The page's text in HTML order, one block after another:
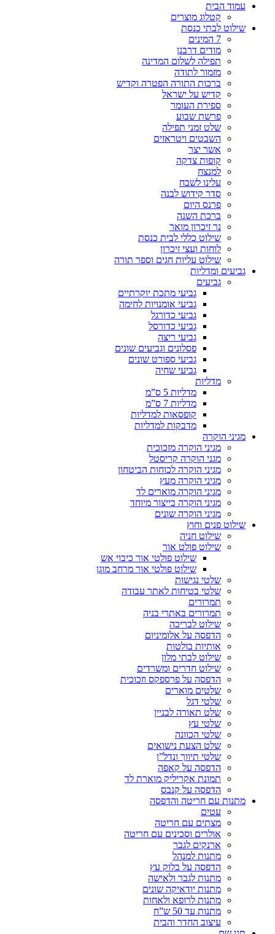
עמוד הבית
קטלוג מוצרים
שילוט לבתי כנסת
7 המינים
מודים דרבנן
תפילה לשלום המדינה
מזמור לתודה
ברכות התורה הפטרה וקדיש
קדיש על ישראל
ספירת העומר
פרשת שבוע
שלט זמני תפילה
השבטים ויטראזים
אשר יצר
קופות צדקה
למנצח
עלינו לשבח
סדר קידוש לבנה
פרנס היום
ברכת השנה
נר זיכרון מואר
שילוט כללי לבית כנסת
לוחות ועצי זיכרון
שילוט עליות חגים וספר תורה
גביעים ומדליות
גביעים
גביעי מתכת יוקרתיים
גביעי אומנויות לחימה
גביעי כדורגל
גביעי כדורסל
גביעי ריצה
פסלונים וגביעים שונים
גביעי ספורט שונים
גביעי שחיה
מדליות
מדליות 5 ס”מ
מדליות 7 ס”מ
קופסאות למדליות
מדבקות למדליות
מגיני הוקרה
מגיני הוקרה מזכוכית
מגני הוקרה קריסטל
מגיני הוקרה לכוחות הביטחון
מגיני הוקרה מעץ
מגיני הוקרה מוארים לד
מגיני הוקרה בייצור מיוחד
מגיני הוקרה שונים
שילוט פנים וחוץ
שילוט חניה
שילוט פולט אור
שילוט פולטי אור כיבוי אש
שילוט פולטי אור מרחב מוגן
שלטי נגישות
שלטי בטיחות לאתר עבודה
תמרורים
תמרורים באתרי בניה
שילוט לבריכה
הדפסה על אלומיניום
אותיות בולטות
שילוט לבתי מלון
שילוט חדרים ומשרדים
הדפסה על פרספקס וזכוכית
שלטים מוארים
שלטי דגל
שלט תאורה לבניין
שלטי עץ
שלטי הכוונה
שלט הצעת נישואים
שלטי תיווך ונדל”ן
הדפסה על קאפה
תמונת אקריליק מוארת לד
הדפסה על קנבס
מתנות עם חריטה והדפסה
עטים
מצתים עם חריטה
אולרים וסכינים עם חריטה
ארנקים לגבר
מתנות למנהל
הדפסה על בלוק עץ
מתנות לגבר ולאישה
מתנות יודאיקה שונים
מתנות לרופא ולאחות
מתנות עד 50 ש”ח
עיצוב החדר והבית